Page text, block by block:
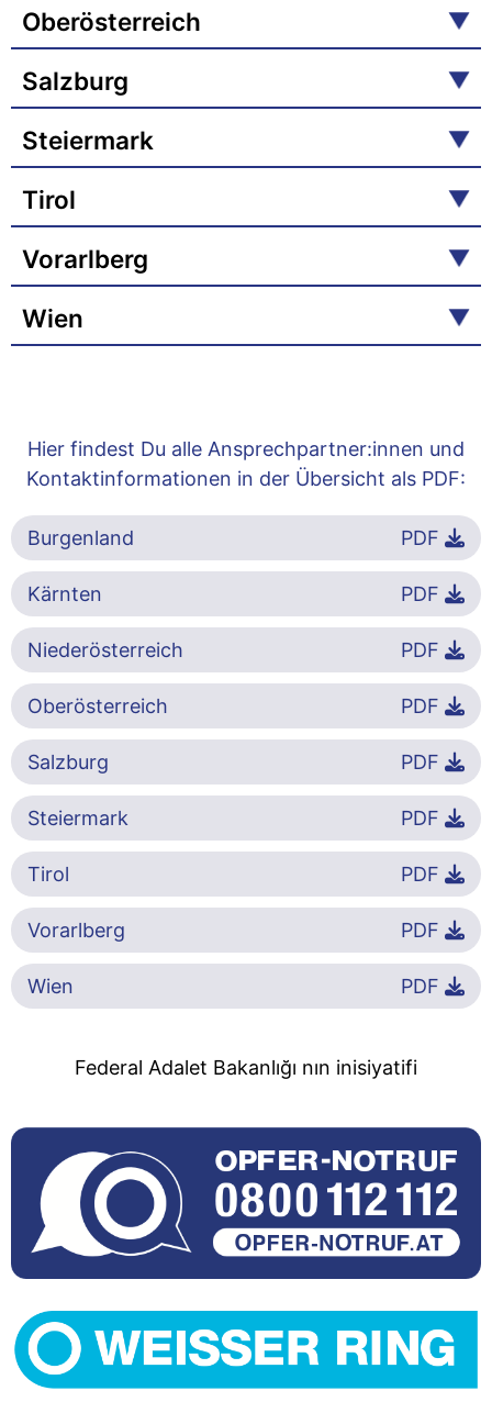
Oberösterreich
Salzburg
Steiermark
Tirol
Vorarlberg
Wien
Hier findest Du alle Ansprechpartner:innen und
Kontaktinformationen in der Übersicht als PDF:
Burgenland PDF
Kärnten PDF
Niederösterreich PDF
Oberösterreich PDF
Salzburg PDF
Steiermark PDF
Tirol PDF
Vorarlberg PDF
Wien PDF
Federal Adalet Bakanlığı nın inisiyatifi